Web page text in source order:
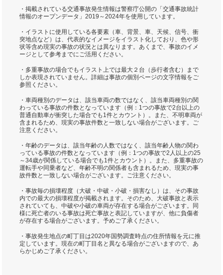
・掲載されている交通事故発生情報は警察庁公開の「交通事故統計
情報のオープンデータ」2019～2024年を使用しています。
・イラストに使用している各要素（車、背景、車、天候、信号、衝
突地点など）は、代表的なイメージをイラスト化しており、色や形
状等含め現実の事故の状況とは異なります。あくまで、事故のイメ
ージとして参考までにご活用ください。
・多重事故の場合でもイラスト上では最大２台（歩行者含む）まで
しか表現されていません。詳細は事故の個別ページの文字情報をご
参照ください。
・車両種別のデータは、該当車両の数ではなく、該当車両種別の関
わっている事故の件数となっています（例：1つの事故で2台以上の
普通自動車が衝突した場合でも1件とカウント）。また、不明車両が
含まれるため、現実の事故件数と一致しない場合がございます。ご
注意ください。
・年齢のデータは、該当年齢の人数ではなく、該当年齢人物の関わ
っている事故の件数となっています（例：1つの事故で2人以上の25
～34歳が関係している場合でも1件とカウント）。また、多重事故の
運転手や同乗者など、年齢不明の関係者も含まれるため、現実の事
故件数と一致しない場合がございます。ご注意ください。
・事故毎の損壊程度（大破・中破・小破・損害なし）は、その事故
内での最大の損壊程度が掲載されます。そのため、大破事故と表示
されていても、中破や小破の車両が存在する場合がございます。同
様に死亡者のいる事故は死亡事故と表記していますが、他に負傷者
が存在する場合がございます。予めご了承ください。
・事故発生地点の町丁目は2020年国勢調査時点の住所情報を元に推
定しています。現在の町丁目名と異なる場合がございますので、あ
らかじめご了承ください。